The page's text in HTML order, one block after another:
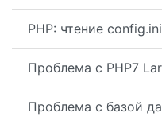
PHP: чтение
Проблема с PHP7
Проблема с базой